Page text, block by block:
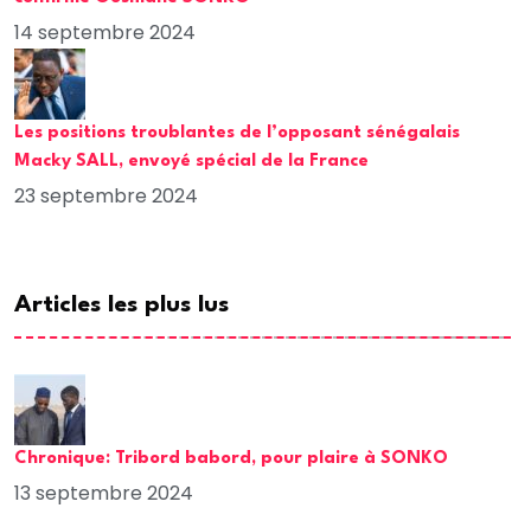
14 septembre 2024
Les positions troublantes de l’opposant sénégalais
Macky SALL, envoyé spécial de la France
23 septembre 2024
Articles les plus lus
Chronique: Tribord babord, pour plaire à SONKO
13 septembre 2024